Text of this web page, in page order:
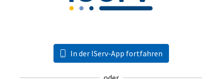
In der IServ-App fortfahren